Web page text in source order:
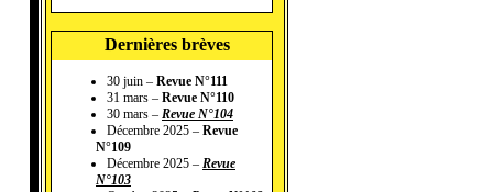
Dernières brèves
30 juin – Revue N°111
31 mars – Revue N°110
30 mars – Revue N°104
Décembre 2025 – Revue
N°109
Décembre 2025 – Revue
N°103